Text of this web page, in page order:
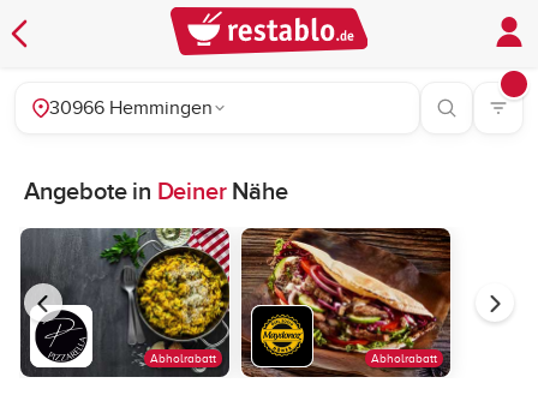
30966 Hemmingen
Angebote in DeinerNähe
Abholrabatt Abholrabatt